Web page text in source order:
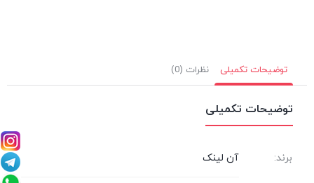
توضیحات تکمیلی نظرات (0)
توضیحات تکمیلی
برند: آن لینک